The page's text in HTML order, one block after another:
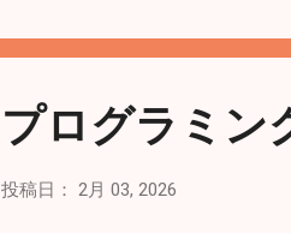
行しても「アップデート情報がな
認。 # php --ini Configuration
for additional .ini files in: /usr/
プログラミン
投稿日： 2月 03, 2026